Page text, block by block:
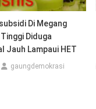
Di Megang
Diduga
Jauh Lampaui HET
gaungdemokrasi